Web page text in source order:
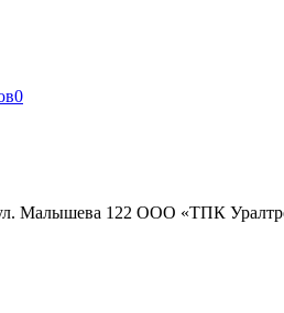
0
ул. Малышева 122 ООО «ТПК